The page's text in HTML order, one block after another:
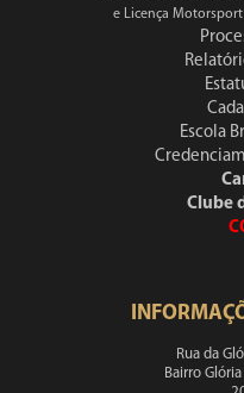
e Licença
Escola
Clube
Rua da
Bairro